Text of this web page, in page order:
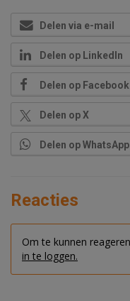
Delen via e-mail
Delen op LinkedIn
Delen op Facebook
Delen op X
Delen op WhatsApp
Reacties
Om te kunnen
in te loggen.